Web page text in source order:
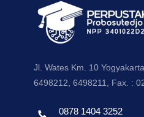
Jl. Wates Km. 10
6498212, 6498211, Fax. :
0878 1404 3252